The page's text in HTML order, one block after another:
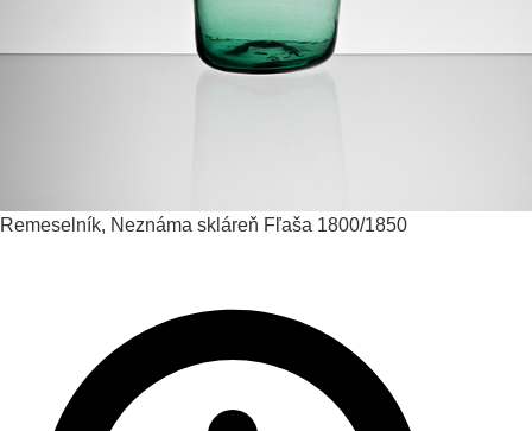
Remeselník, Neznáma skláreň Fľaša 1800/1850